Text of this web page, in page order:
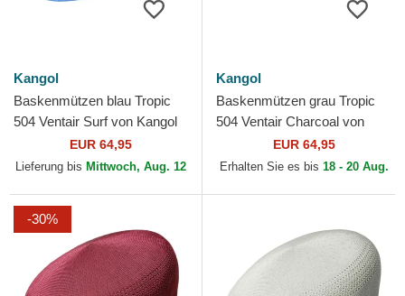
Kangol
Baskenmützen blau Tropic
504 Ventair Surf von Kangol
EUR 64,95
Lieferung bis Mittwoch, Aug. 12
Kangol
Baskenmützen grau Tropic
504 Ventair Charcoal von
EUR 64,95
Erhalten Sie es bis 18 - 20 Aug.
-30%